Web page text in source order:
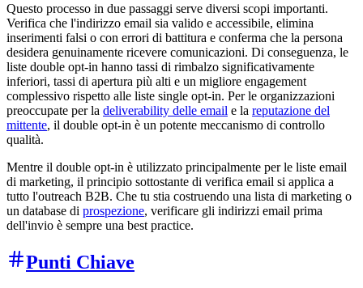
Questo processo in due passaggi serve diversi scopi importanti.
Verifica che l'indirizzo email sia valido e accessibile, elimina
inserimenti falsi o con errori di battitura e conferma che la persona
desidera genuinamente ricevere comunicazioni. Di conseguenza, le
liste double opt-in hanno tassi di rimbalzo significativamente
inferiori, tassi di apertura più alti e un migliore engagement
complessivo rispetto alle liste single opt-in. Per le organizzazioni
preoccupate per la deliverability delle email e la reputazione del
mittente, il double opt-in è un potente meccanismo di controllo
qualità.
Mentre il double opt-in è utilizzato principalmente per le liste email
di marketing, il principio sottostante di verifica email si applica a
tutto l'outreach B2B. Che tu stia costruendo una lista di marketing o
un database di prospezione, verificare gli indirizzi email prima
dell'invio è sempre una best practice.
Punti Chiave